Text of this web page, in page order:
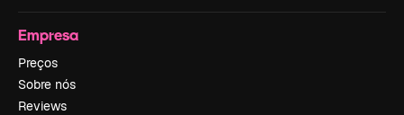
Empresa
Preços
Sobre nós
Reviews